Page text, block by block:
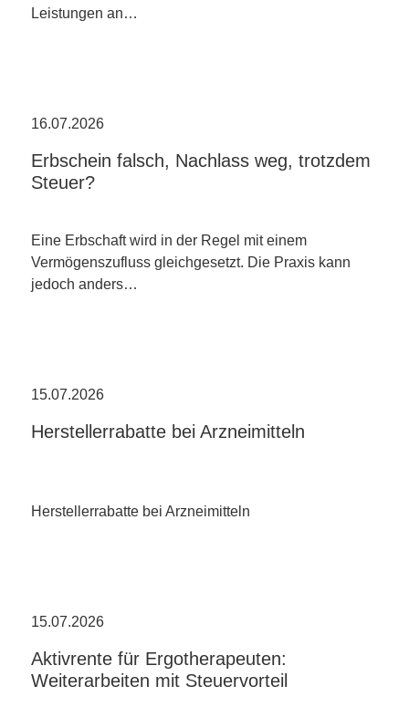
Leistungen an…
16.07.2026
Erbschein falsch, Nachlass weg, trotzdem
Steuer?
Eine Erbschaft wird in der Regel mit einem
Vermögenszufluss gleichgesetzt. Die Praxis kann
jedoch anders…
15.07.2026
Herstellerrabatte bei Arzneimitteln
Herstellerrabatte bei Arzneimitteln
15.07.2026
Aktivrente für Ergotherapeuten:
Weiterarbeiten mit Steuervorteil